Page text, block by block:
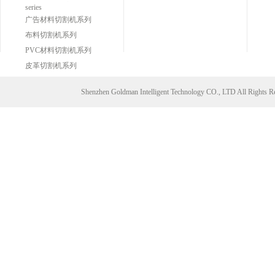
series
广告材料切割机系列
布料切割机系列
PVC材料切割机系列
皮革切割机系列
Shenzhen Goldman Intelligent Technology CO., LTD All Rights